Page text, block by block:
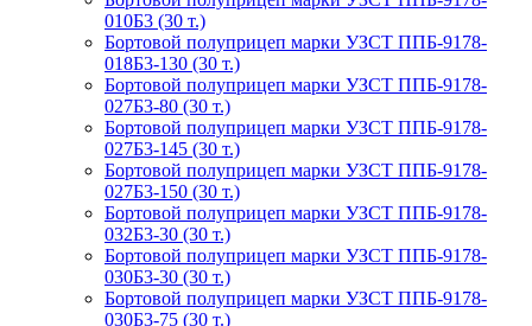
010Б3 (30 т.)
Бортовой полуприцеп марки УЗСТ ППБ-9178-
018Б3-130 (30 т.)
Бортовой полуприцеп марки УЗСТ ППБ-9178-
027Б3-80 (30 т.)
Бортовой полуприцеп марки УЗСТ ППБ-9178-
027Б3-145 (30 т.)
Бортовой полуприцеп марки УЗСТ ППБ-9178-
027Б3-150 (30 т.)
Бортовой полуприцеп марки УЗСТ ППБ-9178-
032Б3-30 (30 т.)
Бортовой полуприцеп марки УЗСТ ППБ-9178-
030Б3-30 (30 т.)
Бортовой полуприцеп марки УЗСТ ППБ-9178-
030Б3-75 (30 т.)